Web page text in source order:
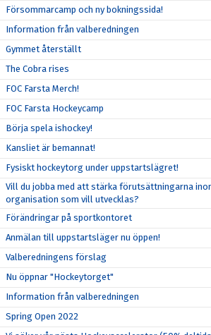
Försommarcamp och ny bokningssida!
Information från valberedningen
Gymmet återställt
The Cobra rises
FOC Farsta Merch!
FOC Farsta Hockeycamp
Börja spela ishockey!
Kansliet är bemannat!
Fysiskt hockeytorg under uppstartslägret!
Vill du jobba med att stärka förutsättningarna
organisation som vill utvecklas?
Förändringar på sportkontoret
Anmälan till uppstartsläger nu öppen!
Valberedningens förslag
Nu öppnar "Hockeytorget"
Information från valberedningen
Spring Open 2022